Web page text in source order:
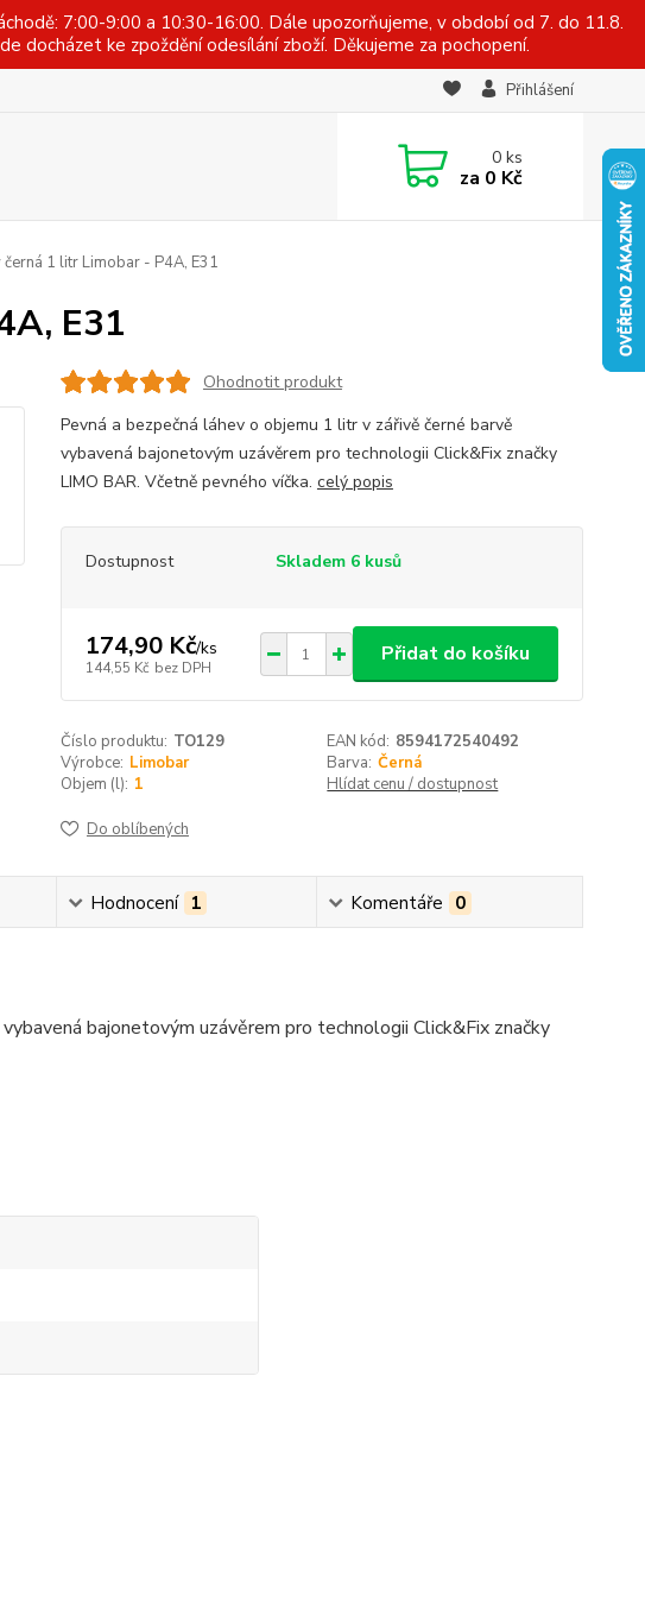
7:00-9:00 a 10:30-16:00. Dále upozorňujeme, v období od 7. do 11.8.
docházet ke zpoždění odesílání zboží. Děkujeme za pochopení.
Přihlášení
0ks
za 0 Kč
černá 1 litr Limobar - P4A, E31
E31
Ohodnotit produkt
Pevná a bezpečná láhev o objemu 1 litr v zářivě černé barvě
vybavená bajonetovým uzávěrem pro technologii Click&Fix značky
LIMO BAR. Včetně pevného víčka. celý popis
Dostupnost Skladem 6 kusů
174,90 Kč/ks
144,55 Kč bez DPH
Přidat do košíku
Číslo produktu: TO129 EAN kód: 8594172540492
Výrobce: Limobar Barva: Černá
Objem (l): 1 Hlídat cenu / dostupnost
Do oblíbených
Hodnocení 1 Komentáře 0
bajonetovým uzávěrem pro technologii Click&Fix značky